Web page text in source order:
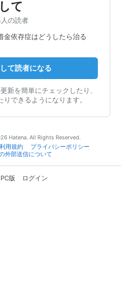
して
の読者
金依存症はどうしたら治る
て読者になる
新を簡単にチェックしたり、
できるようになります。
Hatena. All Rights Reserved.
利用規約
プライバシーポリシー
外部送信について
PC版 ログイン